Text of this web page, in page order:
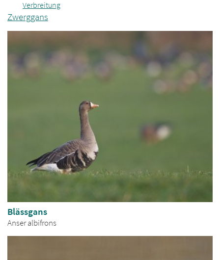
Verbreitung
Zwerggans
Blässgans
Anser albifrons